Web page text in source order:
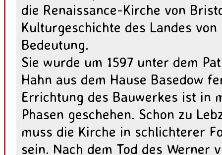
die Renaissance-Kirche von
Kulturgeschichte des Landes
Bedeutung.
Sie wurde um 1597 unter dem
Hahn aus dem Hause Basedow
Errichtung des Bauwerkes ist in
Phasen geschehen. Schon zu
muss die Kirche in schlichterer
sein. Nach dem Tod des Werner